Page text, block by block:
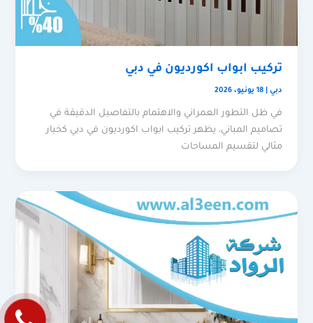
تركيب ابواب اكورديون في دبي
دبي |18 يونيو، 2026
في ظل التطور العمراني والاهتمام بالتفاصيل الدقيقة في
تصاميم المباني، يظهر تركيب ابواب اكورديون في دبي كخيار
مثالي لتقسيم المساحات